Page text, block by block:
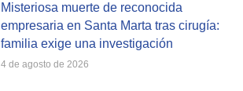
Misteriosa muerte de reconocida
empresaria en Santa Marta tras cirugía:
familia exige una investigación
4 de agosto de 2026